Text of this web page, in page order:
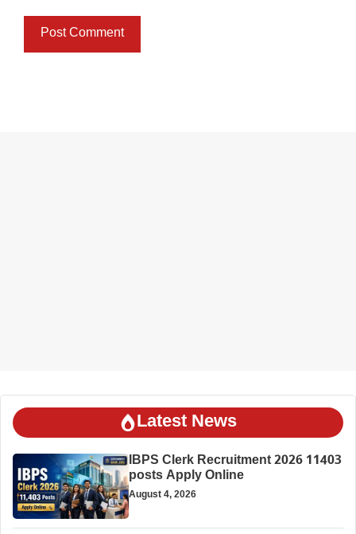
Latest News
IBPS Clerk Recruitment 2026 11403
posts Apply Online
August 4, 2026